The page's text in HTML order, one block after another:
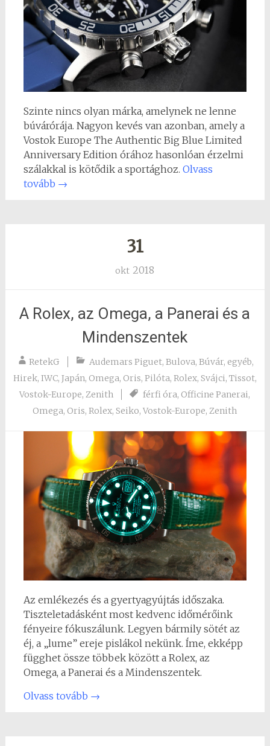
Szinte nincs olyan márka, amelynek ne lenne
búvárórája. Nagyon kevés van azonban, amely a
Vostok Europe The Authentic Big Blue Limited
Anniversary Edition órához hasonlóan érzelmi
szálakkal is kötődik a sportághoz. Olvass
tovább →
31
okt 2018
A Rolex, az Omega, a Panerai és a
Mindenszentek
RetekG Audemars Piguet,Bulova,Búvár, egyéb,
Hirek, IWC, Japán, Omega, Oris, Pilóta, Rolex, Svájci, Tissot,
Vostok-Europe,Zenith férfi óra, Officine Panerai,
Omega, Oris,Rolex,Seiko,Vostok-Europe,Zenith
Az emlékezés és a gyertyagyújtás időszaka.
Tiszteletadásként most kedvenc időmérőink
fényeire fókuszálunk. Legyen bármily sötét az
éj, a „lume” ereje pislákol nekünk. Íme, ekképp
függhet össze többek között a Rolex, az
Omega, a Panerai és a Mindenszentek.
Olvass tovább →